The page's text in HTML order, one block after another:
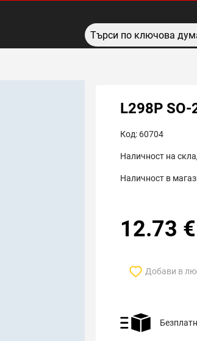
L298P SO-
Код: 60704
Наличност на
Наличност в
12.73 €
Добави в